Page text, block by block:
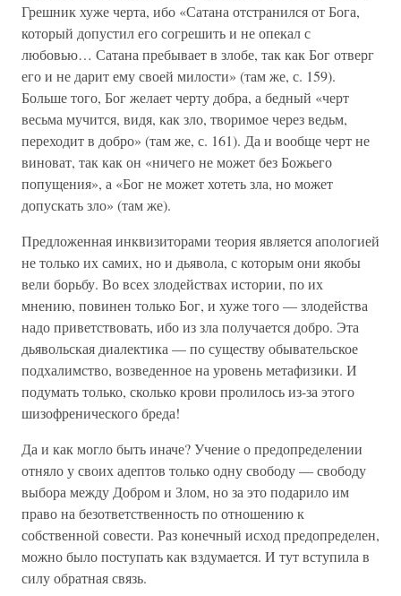
Грешник хуже черта, ибо «Сатана отстранился от Бога,
который допустил его согрешить и не опекал с
любовью… Сатана пребывает в злобе, так как Бог отверг
его и не дарит ему своей милости» (там же, с. 159).
Больше того, Бог желает черту добра, а бедный «черт
весьма мучится, видя, как зло, творимое через ведьм,
переходит в добро» (там же, с. 161). Да и вообще черт не
виноват, так как он «ничего не может без Божьего
попущения», а «Бог не может хотеть зла, но может
допускать зло» (там же).
Предложенная инквизиторами теория является апологией
не только их самих, но и дьявола, с которым они якобы
вели борьбу. Во всех злодействах истории, по их
мнению, повинен только Бог, и хуже того — злодейства
надо приветствовать, ибо из зла получается добро. Эта
дьявольская диалектика — по существу обывательское
подхалимство, возведенное на уровень метафизики. И
подумать только, сколько крови пролилось из-за этого
шизофренического бреда!
Да и как могло быть иначе? Учение о предопределении
отняло у своих адептов только одну свободу — свободу
выбора между Добром и Злом, но за это подарило им
право на безответственность по отношению к
собственной совести. Раз конечный исход предопределен,
можно было поступать как вздумается. И тут вступила в
силу обратная связь.